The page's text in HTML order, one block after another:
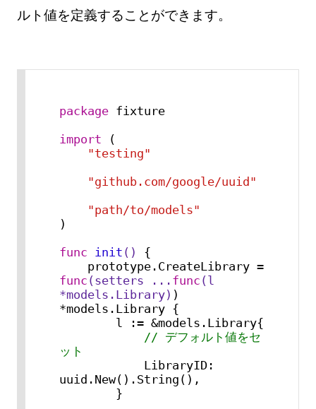
ルト値を定義することができます。
package fixture
import (
"testing"
"github.com/google/uuid"
"path/to/models"
)
func
init ()
{
    prototype.CreateLibrary =
func (setters ... func (l
*models.Library) )
*models.Library {
// デフォルト値をセ
ット
uuid.New().String(),